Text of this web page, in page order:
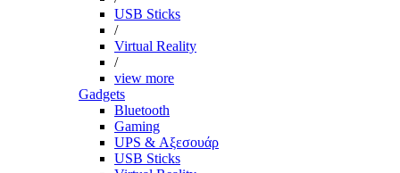
USB Sticks
/
Virtual Reality
/
view more
Gadgets
Bluetooth
Gaming
UPS & Αξεσουάρ
USB Sticks